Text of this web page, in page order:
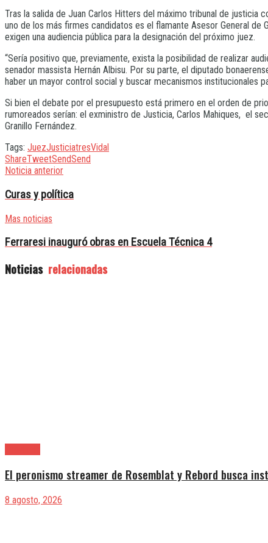
Tras la salida de Juan Carlos Hitters del máximo tribunal de justicia
uno de los más firmes candidatos es el flamante Asesor General
exigen una audiencia pública para la designación del próximo juez.
“Sería positivo que, previamente, exista la posibilidad de realizar
senador massista Hernán Albisu. Por su parte, el diputado
haber un mayor control social y buscar mecanismos institucionales
Si bien el debate por el presupuesto está primero en el orden de
rumoreados serían: el exministro de Justicia, Carlos Mahiques, el
Granillo Fernández.
Tags: JuezJusticiatresVidal
ShareTweetSendSend
Noticia anterior
Curas y política
Mas noticias
Ferraresi inauguró obras en Escuela Técnica 4
Noticias relacionadas
El peronismo streamer de Rosemblat y Rebord busca
8 agosto, 2026